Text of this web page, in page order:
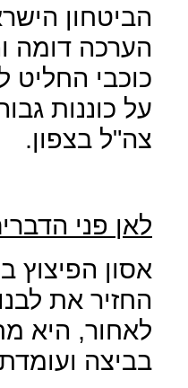
הביטחון
הערכה דומה
כוכבי החליט
על כוננות
צה"ל בצפון.
לאן פני
אסון הפיצוץ
החזיר את
לאחור, היא
בביצה